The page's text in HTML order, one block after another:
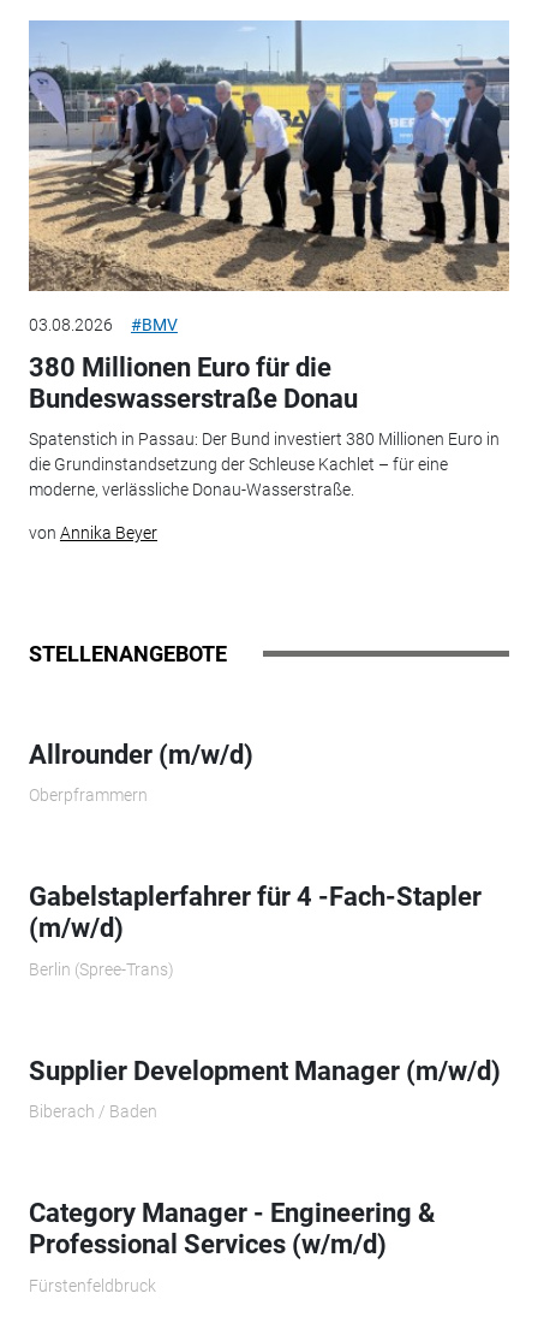
03.08.2026 #BMV
380 Millionen Euro für die
Bundeswasserstraße Donau
Spatenstich in Passau: Der Bund investiert 380 Millionen Euro in
die Grundinstandsetzung der Schleuse Kachlet – für eine
moderne, verlässliche Donau-Wasserstraße.
von Annika Beyer
STELLENANGEBOTE
Allrounder (m/w/d)
Oberpframmern
Gabelstaplerfahrer für 4 -Fach-Stapler
(m/w/d)
Berlin (Spree-Trans)
Supplier Development Manager (m/w/d)
Biberach / Baden
Category Manager - Engineering &
Professional Services (w/m/d)
Fürstenfeldbruck